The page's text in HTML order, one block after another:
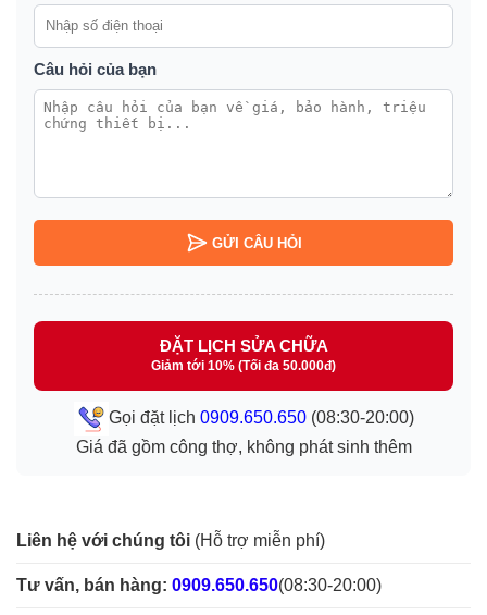
Câu hỏi của bạn
GỬI CÂU HỎI
ĐẶT LỊCH SỬA CHỮA
Giảm tới 10% (Tối đa 50.000đ)
Gọi đặt lịch 0909.650.650(08:30-20:00)
Giá đã gồm công thợ, không phát sinh thêm
Liên hệ với chúng tôi (Hỗ trợ miễn phí)
Tư vấn, bán hàng: 0909.650.650(08:30-20:00)